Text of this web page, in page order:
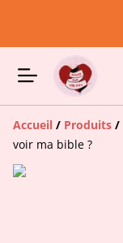
Accueil / Produits /
voir ma bible ?